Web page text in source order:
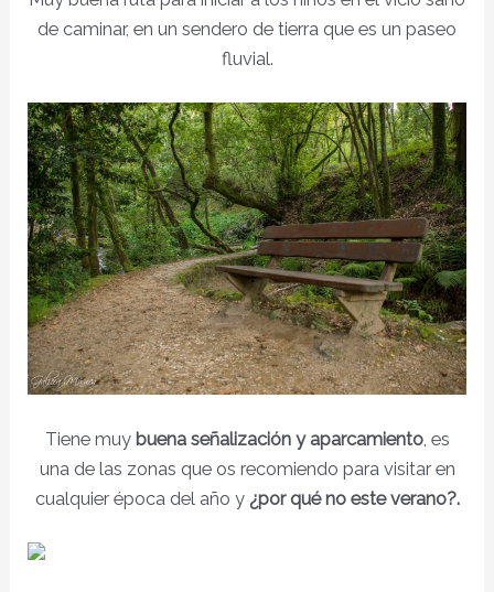
de caminar, en un sendero de tierra que es un paseo
fluvial.
Tiene muy buena señalización y aparcamiento, es
una de las zonas que os recomiendo para visitar en
cualquier época del año y ¿por qué no este verano?.